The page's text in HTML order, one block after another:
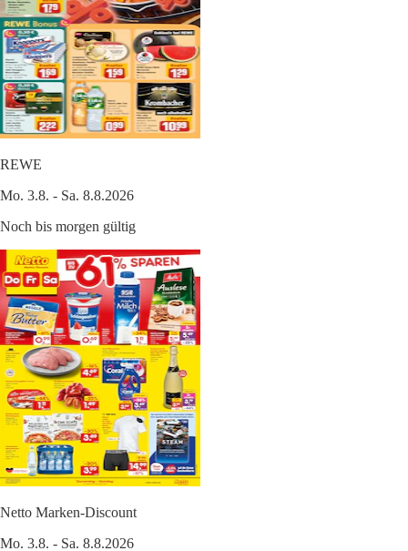
REWE
Mo. 3.8. - Sa. 8.8.2026
Noch bis morgen gültig
Netto Marken-Discount
Mo. 3.8. - Sa. 8.8.2026